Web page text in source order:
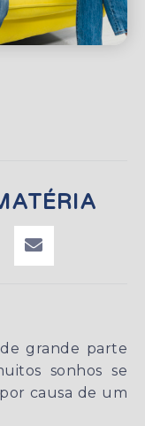
grande parte
sonhos se
causa de um